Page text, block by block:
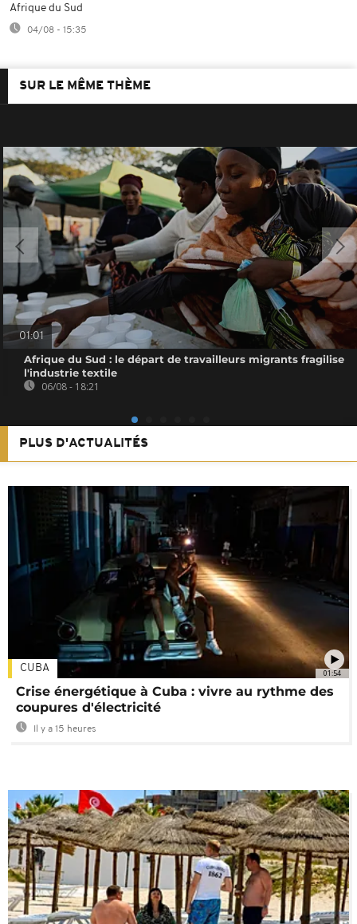
Afrique du Sud
04/08 - 15:35
SUR LE MÊME THÈME
01:01
Afrique du Sud : le départ de travailleurs migrants fragilise
l'industrie textile
06/08 - 18:21
PLUS D'ACTUALITÉS
01:54
CUBA
Crise énergétique à Cuba : vivre au rythme des
coupures d'électricité
Il y a 15 heures